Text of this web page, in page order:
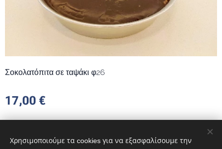
Σοκολατόπιτα σε ταψάκι φ26
17,00 €
© 2017 Mesklies Patisserie | Διατηρούνται όλα τα δικαιώματα
Χρησιμοποιούμε τα cookies για να εξασφαλίσουμε την